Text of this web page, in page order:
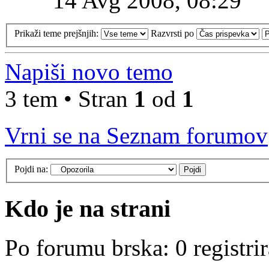
Prikaži teme prejšnjih: Razvrsti po
Napiši novo temo
3 tem • Stran 1 od 1
Vrni se na Seznam forumov
Pojdi na:
Kdo je na strani
Po forumu brska: 0